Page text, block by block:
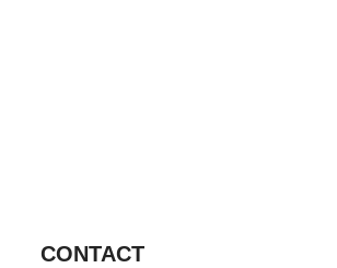
CONTACT